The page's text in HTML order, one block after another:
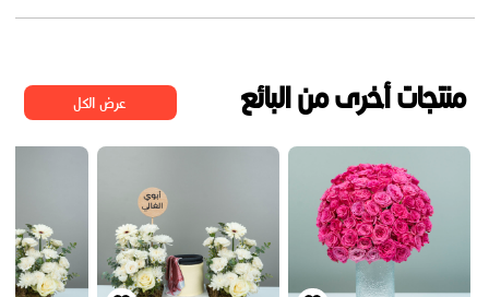
منتجات أخرى من البائع عرض الكل